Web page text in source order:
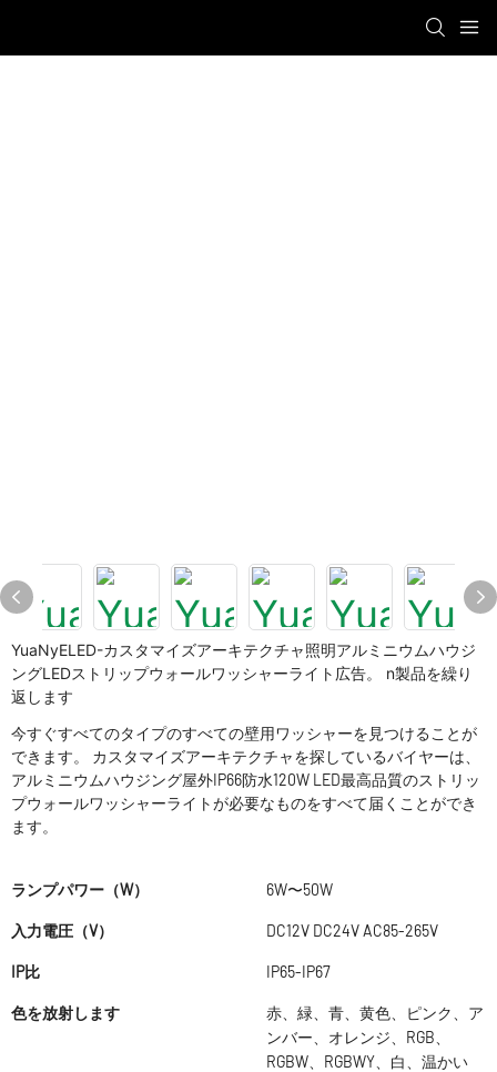
YuaNyELED-カスタマイズアーキテクチャ照明アルミニウムハウジ
ングLEDストリップウォールワッシャーライト広告。 n製品を繰り
返します
今すぐすべてのタイプのすべての壁用ワッシャーを見つけることが
できます。 カスタマイズアーキテクチャを探しているバイヤーは、
アルミニウムハウジング屋外IP66防水120W LED最高品質のストリッ
プウォールワッシャーライトが必要なものをすべて届くことができ
ます。
ランプパワー（W） 6W〜50W
入力電圧（V） DC12V DC24V AC85-265V
IP比 IP65-IP67
色を放射します
赤、緑、青、黄色、ピンク、ア
ンバー、オレンジ、RGB、
RGBW、RGBWY、白、温かい